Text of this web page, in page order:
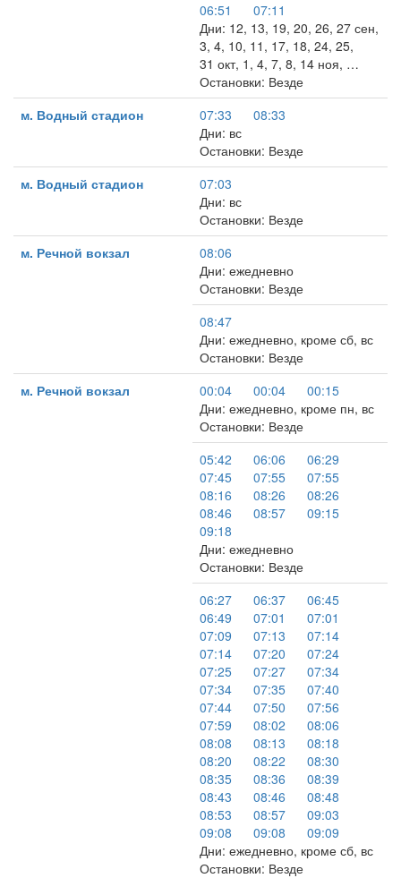
06:51
07:11
Дни: 12, 13, 19, 20, 26, 27 сен,
3, 4, 10, 11, 17, 18, 24, 25,
31 окт, 1, 4, 7, 8, 14 ноя, …
Остановки: Везде
м. Водный стадион
07:33
08:33
Дни: вс
Остановки: Везде
м. Водный стадион
07:03
Дни: вс
Остановки: Везде
м. Речной вокзал
08:06
Дни: ежедневно
Остановки: Везде
08:47
Дни: ежедневно, кроме сб, вс
Остановки: Везде
м. Речной вокзал
00:04 00:04
00:15
Дни: ежедневно, кроме пн, вс
Остановки: Везде
05:42
06:06
06:29
07:45
07:55
07:55
08:16
08:26
08:26
08:46
08:57
09:15
09:18
Дни: ежедневно
Остановки: Везде
06:27
06:37
06:45
06:49
07:01
07:01
07:09
07:13
07:14
07:14
07:20
07:24
07:25
07:27
07:34
07:34
07:35
07:40
07:44
07:50
07:56
07:59
08:02
08:06
08:08
08:13
08:18
08:20
08:22
08:30
08:35
08:36
08:39
08:43
08:46
08:48
08:53
08:57
09:03
09:08
09:08
09:09
Дни: ежедневно, кроме сб, вс
Остановки: Везде